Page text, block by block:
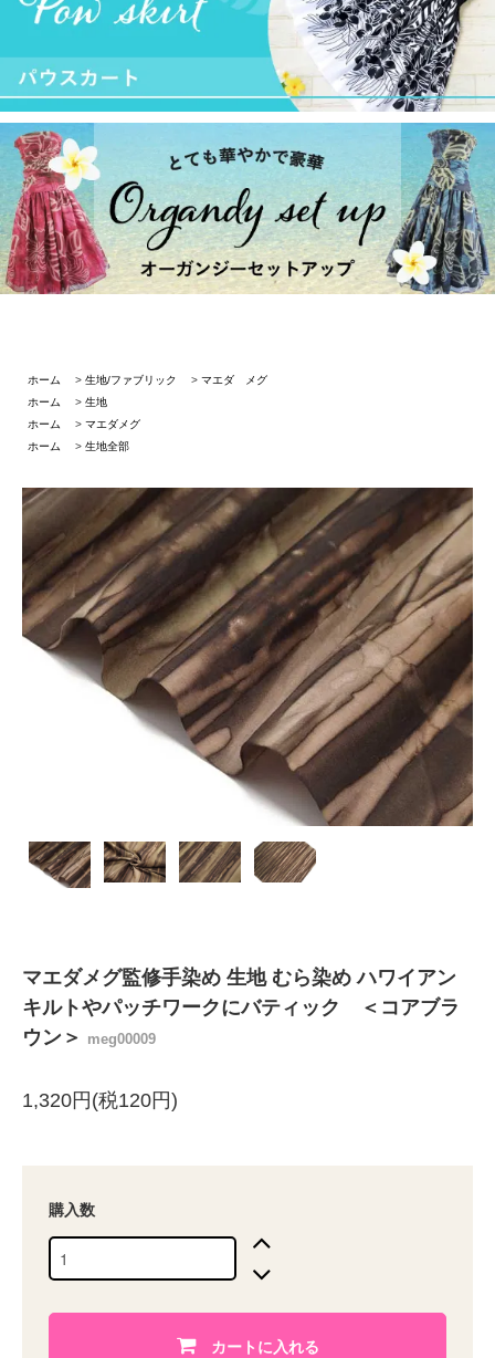
ホーム > 生地/ファブリック > マエダ メグ
ホーム
> 生地
ホーム
> マエダメグ
ホーム
> 生地全部
マエダメグ監修手染め 生地 むら染め ハワイアン
キルトやパッチワークにバティック ＜コアブラ
ウン＞
meg00009
1,320円(税120円)
購入数
カートに入れる